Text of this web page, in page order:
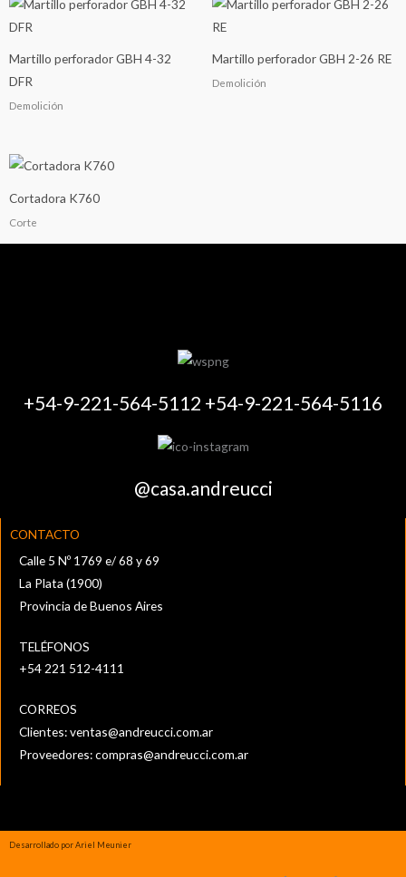
Martillo perforador GBH 4-32
DFR
Demolición
Martillo perforador GBH 2-26 RE
Demolición
Cortadora K760
Corte
+54-9-221-564-5112 +54-9-221-564-5116
@casa.andreucci
CONTACTO
Calle 5 Nº 1769 e/ 68 y 69
La Plata (1900)
Provincia de Buenos Aires
TELÉFONOS
+54 221 512-4111‬
CORREOS
Clientes:ventas@andreucci.com.ar
Proveedores:compras@andreucci.com.ar
Desarrollado por Ariel Meunier